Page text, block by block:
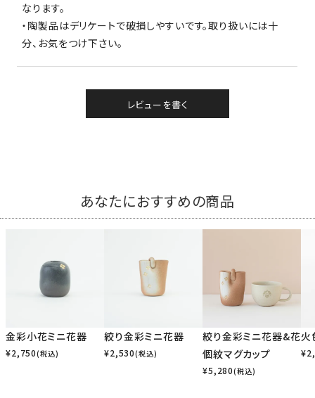
なります。
・陶製品はデリケートで破損しやすいです。取り扱いには十
分、お気をつけ下さい。
レビューを書く
あなたにおすすめの商品
金彩小花ミニ花器
¥2,750(税込)
絞り金彩ミニ花器
¥2,530(税込)
絞り金彩ミニ花器&花
個紋マグカップ
¥5,280(税込)
火
¥